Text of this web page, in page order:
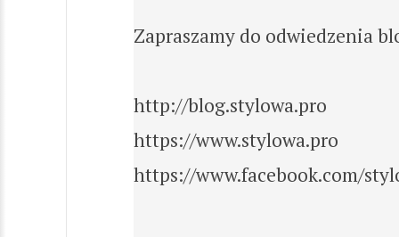
Zapraszamy do odwiedzenia
http://blog.stylowa.pro
https://www.stylowa.pro
https://www.facebook.com/